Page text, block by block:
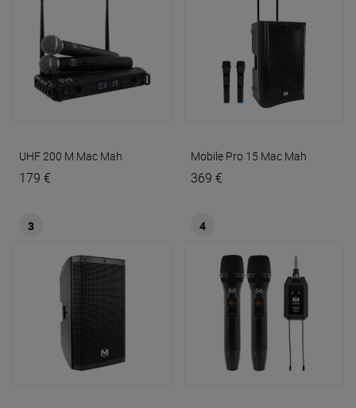
UHF 200 M Mac Mah
179 €
Mobile Pro 15 Mac Mah
369 €
3 4